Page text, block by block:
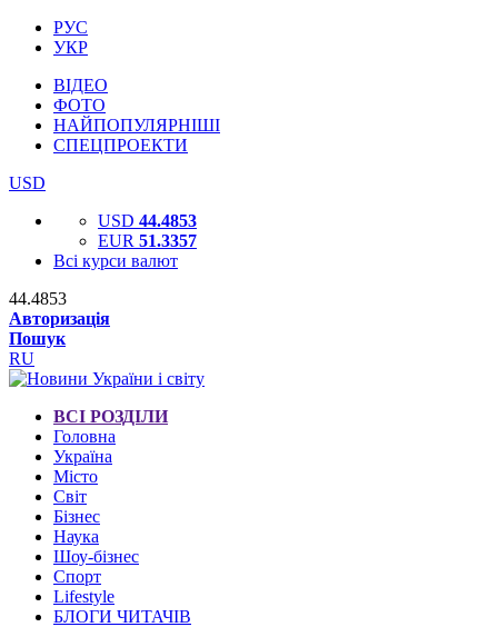
РУС
УКР
ВІДЕО
ФОТО
НАЙПОПУЛЯРНІШІ
СПЕЦПРОЕКТИ
USD
USD 44.4853
EUR 51.3357
Всі курси валют
44.4853
Авторизація
Пошук
RU
ВСІ РОЗДІЛИ
Головна
Україна
Місто
Світ
Бізнес
Наука
Шоу-бізнес
Спорт
Lifestyle
БЛОГИ ЧИТАЧІВ